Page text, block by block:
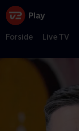
Forside Live TV